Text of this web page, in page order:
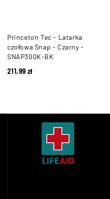
Princeton Tec - Latarka
czołowa Snap - Czarny -
SNAP300K-BK
211,99 zł